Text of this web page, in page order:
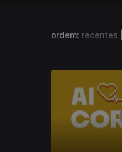
ordem: recentes